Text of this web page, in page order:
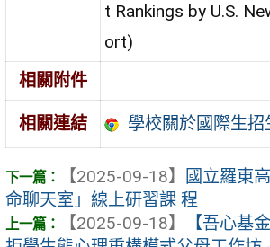
t Rankings by U.S.
ort)
相關附件
相關連結 學校關於國際生招
【2025-09-18】
國立羅東
命聊天室」線上研習課 程
【2025-09-18】
【吾心基